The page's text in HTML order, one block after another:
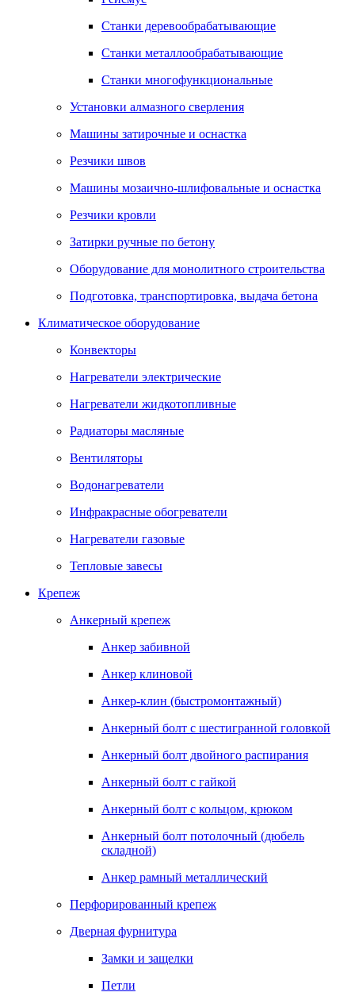
Станки деревообрабатывающие
Станки металлообрабатывающие
Станки многофункциональные
Установки алмазного сверления
Машины затирочные и оснастка
Резчики швов
Машины мозаично-шлифовальные и оснастка
Резчики кровли
Затирки ручные по бетону
Оборудование для монолитного строительства
Подготовка, транспортировка, выдача бетона
Климатическое оборудование
Конвекторы
Нагреватели электрические
Нагреватели жидкотопливные
Радиаторы масляные
Вентиляторы
Водонагреватели
Инфракрасные обогреватели
Нагреватели газовые
Тепловые завесы
Крепеж
Анкерный крепеж
Анкер забивной
Анкер клиновой
Анкер-клин (быстромонтажный)
Анкерный болт с шестигранной головкой
Анкерный болт двойного распирания
Анкерный болт с гайкой
Анкерный болт с кольцом, крюком
Анкерный болт потолочный (дюбель
складной)
Анкер рамный металлический
Перфорированный крепеж
Дверная фурнитура
Замки и защелки
Петли